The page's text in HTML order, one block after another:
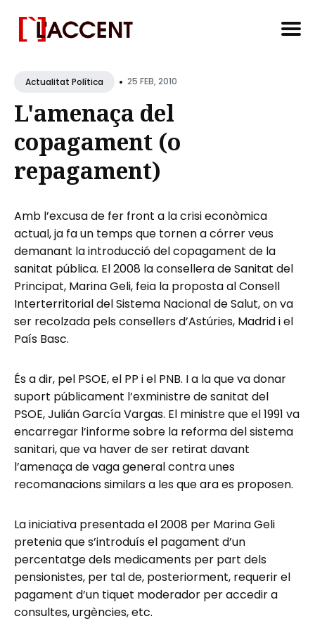
forActualitat Política • 25 FEB, 2010
L'amenaça del
copagament (o
repagament)
Amb l’excusa de fer front a la crisi econòmica
actual, ja fa un temps que tornen a córrer veus
demanant la introducció del copagament de la
sanitat pública. El 2008 la consellera de Sanitat del
Principat, Marina Geli, feia la proposta al Consell
Interterritorial del Sistema Nacional de Salut, on va
ser recolzada pels consellers d’Astúries, Madrid i el
País Basc.
És a dir, pel PSOE, el PP i el PNB. I a la que va donar
suport públicament l’exministre de sanitat del
PSOE, Julián García Vargas. El ministre que el 1991 va
encarregar l’informe sobre la reforma del sistema
sanitari, que va haver de ser retirat davant
l’amenaça de vaga general contra unes
recomanacions similars a les que ara es proposen.
La iniciativa presentada el 2008 per Marina Geli
pretenia que s’introduís el pagament d’un
percentatge dels medicaments per part dels
pensionistes, per tal de, posteriorment, requerir el
pagament d’un tiquet moderador per accedir a
consultes, urgències, etc.